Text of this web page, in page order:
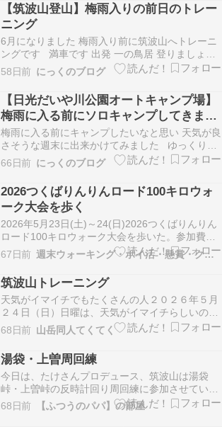
【筑波山登山】梅雨入りの前日のトレー
ニング
6月になりました 梅雨入り前に筑波山へトレーニ
ングです 満車です 出発 一の鳥居 登りましょう
人出は多そうです 男女川源流 男体山 展望台 御幸
ヶ原でお昼 筑波山頂 下りましょう 弁慶七戻 下山
しました 山行データ ルート 標高 時間・距離・標
高差 帰りましょう 梅雨入りし…
58日前 にっくのブログ
【日光だいや川公園オートキャンプ場】
梅雨に入る前にソロキャンプしてきまし
た
梅雨に入る前にキャンプしたいなと思い 天気が良
さそうな週末に出来かけてみました ゆっくり出
発 今回のキャンプ場 設営します まずは１本 ちょ
っとお散歩 散歩から戻って 追加です 陽が高いで
すが 闇が近づいてきました 暗くなって 朝です 撤
収しました キャンプ場を訪れて ゆ…
66日前 にっくのブログ
2026つくばりんりんロード100キロウォ
ーク大会を歩く
2026年5月23日(土)～24(日)2026つくばりんりん
ロード100キロウォーク大会を歩いた。参加費
は、12,000円今年は、スタート・ゴール会場は、
つくば駅のつくばセンター広場に変更となり利便
性は向上したが、預け荷物は、施設が施錠される
ために7時迄返却出来ないのが難点だっ…
67日前 週末ウォーキング・ポイ活・懸賞・クーポンのメモ等
筑波山トレーニング
天気がイマイチでもたくさんの人２０２６年５月
２４日（日）日曜は、天気がイマイチらしいので
いつものつくし湖からの筑波山トレーニングに出
かけた。面白みに欠けるルートだが、トレーニン
グだけというのもあまり気が乗らないので 朝バイ
キングに寄って、満腹になってからのスタートで
す。
68日前 山岳同人てくてく
湯袋・上曽周回練
今日は、たけさんプロデュース、筑波山は湯袋
峠・上曽峠の反時計回り周回練に参加させていた
だきました。 迎えに来ていただいて、りんりん真
壁にデポ。屋根にはS-WORKS2台！ 続きを読む
68日前 【ふつうのパパ】の部屋